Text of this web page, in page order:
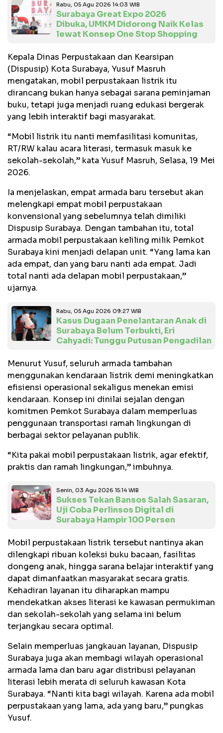
Rabu, 05 Agu 2026 14:03 WIB
Surabaya Great Expo 2026
Dibuka, UMKM Didorong Naik Kelas
lewat Konsep One Stop Shopping
Kepala Dinas Perpustakaan dan Kearsipan
(Dispusip) Kota Surabaya, Yusuf Masruh
mengatakan, mobil perpustakaan listrik itu
dirancang bukan hanya sebagai sarana peminjaman
buku, tetapi juga menjadi ruang edukasi bergerak
yang lebih interaktif bagi masyarakat.
“Mobil listrik itu nanti memfasilitasi komunitas,
RT/RW kalau acara literasi, termasuk masuk ke
sekolah-sekolah,” kata Yusuf Masruh, Selasa, 19 Mei
2026.
Ia menjelaskan, empat armada baru tersebut akan
melengkapi empat mobil perpustakaan
konvensional yang sebelumnya telah dimiliki
Dispusip Surabaya. Dengan tambahan itu, total
armada mobil perpustakaan keliling milik Pemkot
Surabaya kini menjadi delapan unit. “Yang lama kan
ada empat, dan yang baru nanti ada empat. Jadi
total nanti ada delapan mobil perpustakaan,”
ujarnya.
Rabu, 05 Agu 2026 09:27 WIB
Kasus Dugaan Penelantaran Anak di
Surabaya Belum Terbukti, Eri
Cahyadi: Tunggu Putusan Pengadilan
Menurut Yusuf, seluruh armada tambahan
menggunakan kendaraan listrik demi meningkatkan
efisiensi operasional sekaligus menekan emisi
kendaraan. Konsep ini dinilai sejalan dengan
komitmen Pemkot Surabaya dalam memperluas
penggunaan transportasi ramah lingkungan di
berbagai sektor pelayanan publik.
“Kita pakai mobil perpustakaan listrik, agar efektif,
praktis dan ramah lingkungan,” imbuhnya.
Senin, 03 Agu 2026 15:14 WIB
Sukses Tekan Bansos Salah Sasaran,
Uji Coba Perlinsos Digital di
Surabaya Hampir 100 Persen
Mobil perpustakaan listrik tersebut nantinya akan
dilengkapi ribuan koleksi buku bacaan, fasilitas
dongeng anak, hingga sarana belajar interaktif yang
dapat dimanfaatkan masyarakat secara gratis.
Kehadiran layanan itu diharapkan mampu
mendekatkan akses literasi ke kawasan permukiman
dan sekolah-sekolah yang selama ini belum
terjangkau secara optimal.
Selain memperluas jangkauan layanan, Dispusip
Surabaya juga akan membagi wilayah operasional
armada lama dan baru agar distribusi pelayanan
literasi lebih merata di seluruh kawasan Kota
Surabaya. “Nanti kita bagi wilayah. Karena ada mobil
perpustakaan yang lama, ada yang baru,” pungkas
Yusuf.